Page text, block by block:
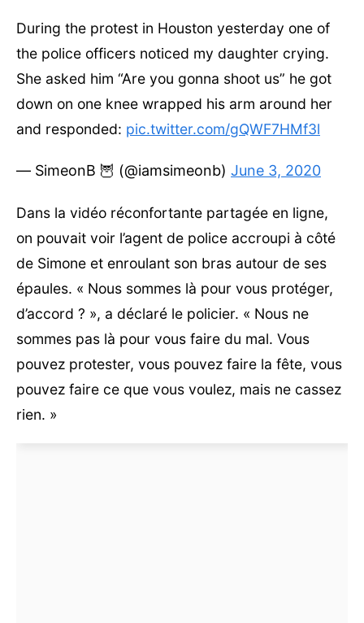
During the protest in Houston yesterday one of
the police officers noticed my daughter crying.
She asked him “Are you gonna shoot us” he got
down on one knee wrapped his arm around her
and responded: pic.twitter.com/gQWF7HMf3l
— SimeonB 🦉 (@iamsimeonb) June 3, 2020
Dans la vidéo réconfortante partagée en ligne,
on pouvait voir l’agent de police accroupi à côté
de Simone et enroulant son bras autour de ses
épaules. « Nous sommes là pour vous protéger,
d’accord ? », a déclaré le policier. « Nous ne
sommes pas là pour vous faire du mal. Vous
pouvez protester, vous pouvez faire la fête, vous
pouvez faire ce que vous voulez, mais ne cassez
rien. »